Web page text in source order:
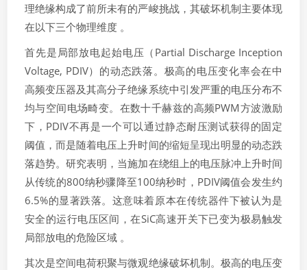
理绝缘构成了前所未有的严峻挑战，其破坏机制主要体现
在以下三个物理维度 。
首先是局部放电起始电压（Partial Discharge Inception
Voltage, PDIV）的动态跌落。极高的电压变化率会在中
高频变压器及其高分子绝缘系统中引发严重的电压分布不
均与空间电场畸变。在数十千赫兹的高频PWM方波激励
下，PDIV不再是一个可以通过静态耐压测试获得的固定
阈值，而是随着电压上升时间的缩短呈现出明显的动态跌
落趋势。研究表明，当施加在绕组上的电压脉冲上升时间
从传统的800纳秒骤降至100纳秒时，PDIV阈值会发生约
6.5%的显著跌落。这意味着原本在传统器件下被认为是
安全的运行电压区间，在SiC高速开关下已变为极易触发
局部放电的危险区域 。
其次是空间电荷积聚与微观绝缘破坏机制。极高的电压变